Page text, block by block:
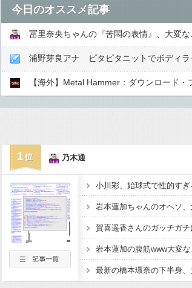
今日のオススメ記事
冨里奈央ちゃんの『苦悶の表情』、大変な
浦野芽良アナ ピタピタニットでボディラ
【海外】Metal Hammer：ダウンロード
1 乃木通
小川彩、始球式で性的す
岩本蓮加ちゃんのオヘソ
岩本蓮加の腹筋www大変
最新の橋本環奈の下半身